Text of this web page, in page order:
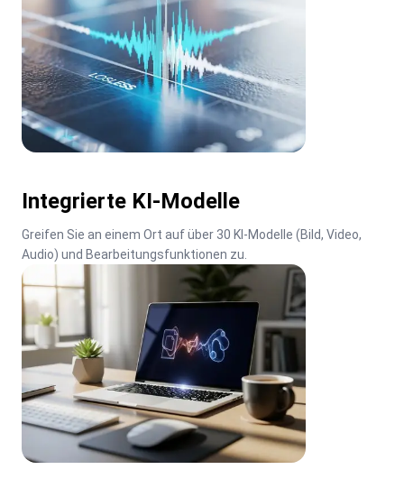
Integrierte KI-Modelle
Greifen Sie an einem Ort auf über 30 KI-Modelle (Bild, Video,
Audio) und Bearbeitungsfunktionen zu.